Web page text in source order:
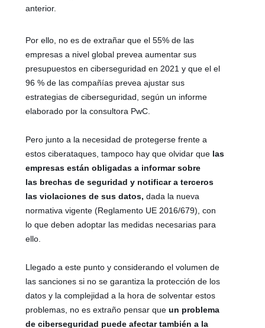
anterior.
Por ello, no es de extrañar que el 55% de las
empresas a nivel global prevea aumentar sus
presupuestos en ciberseguridad en 2021 y que el el
96 % de las compañías prevea ajustar sus
estrategias de ciberseguridad, según un informe
elaborado por la consultora PwC.
Pero junto a la necesidad de protegerse frente a
estos ciberataques, tampoco hay que olvidar que las
empresas están obligadas a informar sobre
las brechas de seguridad y notificar a terceros
las violaciones de sus datos,dada la nueva
normativa vigente (Reglamento UE 2016/679), con
lo que deben adoptar las medidas necesarias para
ello.
Llegado a este punto y considerando el volumen de
las sanciones si no se garantiza la protección de los
datos y la complejidad a la hora de solventar estos
problemas, no es extraño pensar que un problema
de ciberseguridad puede afectar también a la